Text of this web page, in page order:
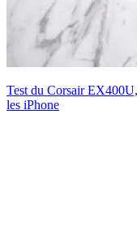
Test du Corsair
les iPhone